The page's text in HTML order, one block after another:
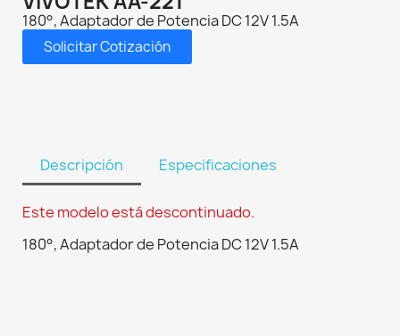
180°, Adaptador de Potencia DC 12V 1.5A
Solicitar Cotización
Descripción Especificaciones
Este modelo está descontinuado.
180°, Adaptador de Potencia DC 12V 1.5A